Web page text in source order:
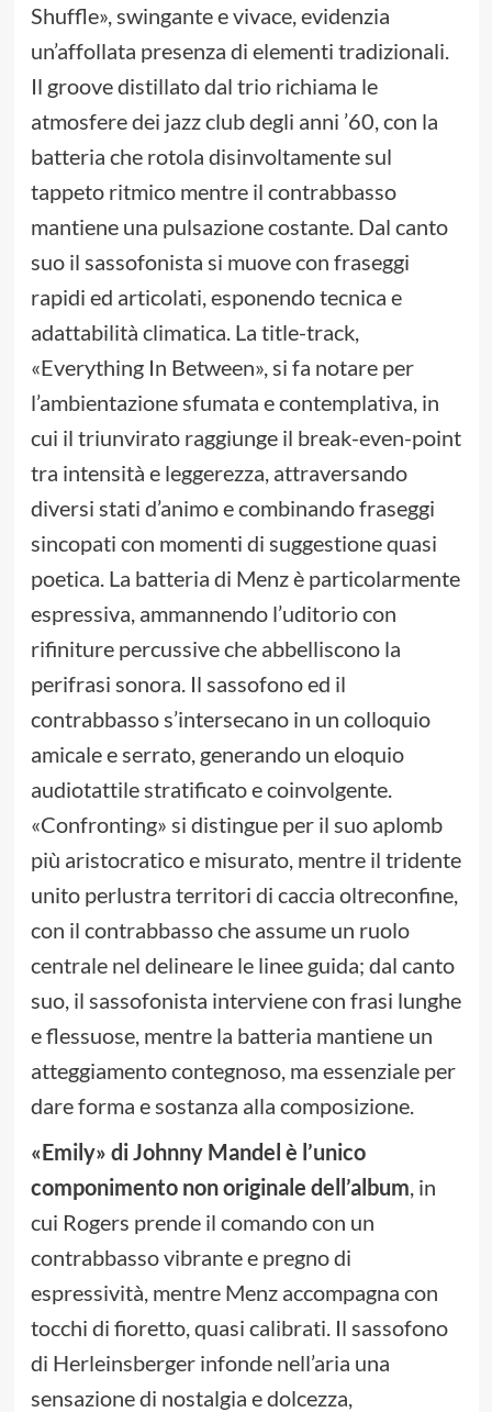
Shuffle», swingante e vivace, evidenzia
un’affollata presenza di elementi tradizionali.
Il groove distillato dal trio richiama le
atmosfere dei jazz club degli anni ’60, con la
batteria che rotola disinvoltamente sul
tappeto ritmico mentre il contrabbasso
mantiene una pulsazione costante. Dal canto
suo il sassofonista si muove con fraseggi
rapidi ed articolati, esponendo tecnica e
adattabilità climatica. La title-track,
«Everything In Between», si fa notare per
l’ambientazione sfumata e contemplativa, in
cui il triunvirato raggiunge il break-even-point
tra intensità e leggerezza, attraversando
diversi stati d’animo e combinando fraseggi
sincopati con momenti di suggestione quasi
poetica. La batteria di Menz è particolarmente
espressiva, ammannendo l’uditorio con
rifiniture percussive che abbelliscono la
perifrasi sonora. Il sassofono ed il
contrabbasso s’intersecano in un colloquio
amicale e serrato, generando un eloquio
audiotattile stratificato e coinvolgente.
«Confronting» si distingue per il suo aplomb
più aristocratico e misurato, mentre il tridente
unito perlustra territori di caccia oltreconfine,
con il contrabbasso che assume un ruolo
centrale nel delineare le linee guida; dal canto
suo, il sassofonista interviene con frasi lunghe
e flessuose, mentre la batteria mantiene un
atteggiamento contegnoso, ma essenziale per
dare forma e sostanza alla composizione.
«Emily» di Johnny Mandel è l’unico
componimento non originale dell’album, in
cui Rogers prende il comando con un
contrabbasso vibrante e pregno di
espressività, mentre Menz accompagna con
tocchi di fioretto, quasi calibrati. Il sassofono
di Herleinsberger infonde nell’aria una
sensazione di nostalgia e dolcezza,